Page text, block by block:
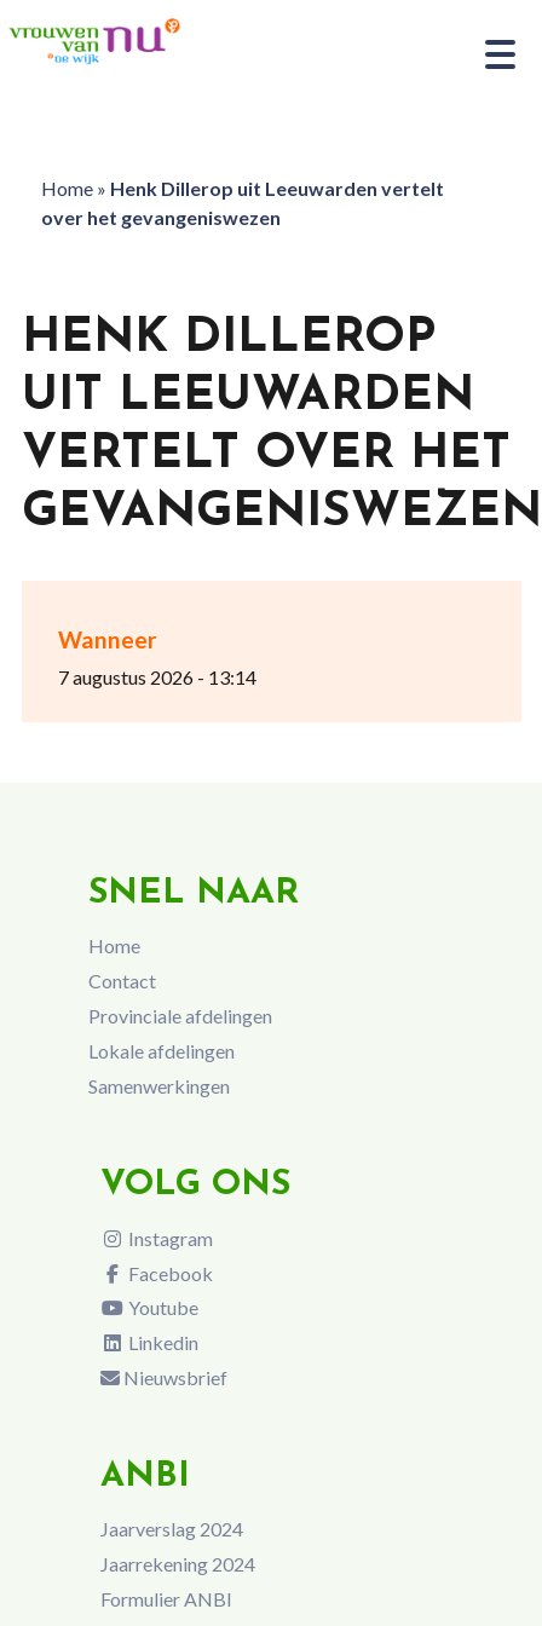
Home» Henk Dillerop uit Leeuwarden vertelt
over het gevangeniswezen
Wanneer
7 augustus 2026 - 13:14
HENK DILLEROP
UIT LEEUWARDEN
VERTELT OVER HET
GEVANGENISWEZEN
SNEL NAAR
Home
Contact
Provinciale afdelingen
Lokale afdelingen
Samenwerkingen
VOLG ONS
Instagram
Facebook
Youtube
Linkedin
Nieuwsbrief
ANBI
Jaarverslag 2024
Jaarrekening 2024
Formulier ANBI